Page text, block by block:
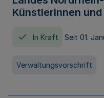
Künstlerinnen
In Kraft Seit 01.
Verwaltungsvorschrift